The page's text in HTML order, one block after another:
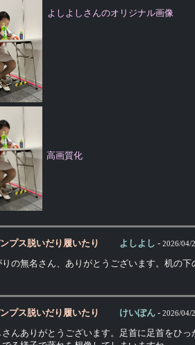
よしよしさんのオリジナル画像
高画質化
プス脱いだり履いたり よしよし - 2026/04/
の無名さん、ありがとうございます。机の
プス脱いだり履いたり けいぽん - 2026/04/
さんありがとうございます。足首に足首をひ